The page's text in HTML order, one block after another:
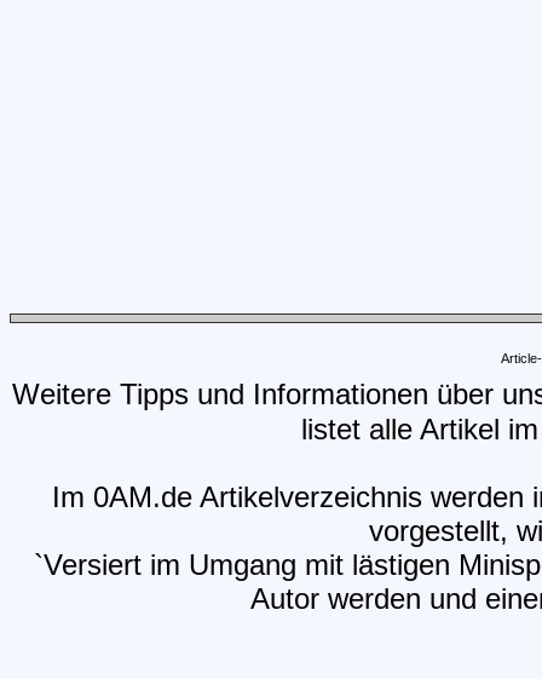
Weitere Tipps und Informationen über
listet alle Artikel
Im 0AM.de Artikelverzeichnis
vorgestellt,
`Versiert im Umgang mit lästigen
Autor werden und